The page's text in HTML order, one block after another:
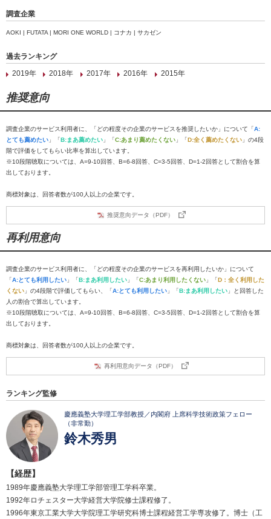
調査企業
AOKI | FUTATA | MORI ONE WORLD | コナカ | サカゼン
過去ランキング
2019年
2018年 2017年 2016年 2015年
推奨意向
調査企業のサービス利用者に、「どの程度その企業のサービスを推奨したいか」について「A:
とても薦めたい 」「B:まあ薦めたい 」「C:あまり薦めたくない 」「D:全く薦めたくない 」の4段
階で評価をしてもらい比率を算出しています。
※10段階聴取については、A=9-10回答、B=6-8回答、C=3-5回答、D=1-2回答として割合を算
出しております。
商標対象は、回答者数が100人以上の企業です。
推奨意向データ（PDF）
再利用意向
調査企業のサービス利用者に、「どの程度その企業のサービスを再利用したいか」について
「A:とても利用したい 」「B:まあ利用したい 」「C:あまり利用したくない 」「D：全く利用した
くない 」の4段階で評価してもらい、「A:とても利用したい 」「B:まあ利用したい 」と回答した
人の割合で算出しています。
※10段階聴取については、A=9-10回答、B=6-8回答、C=3-5回答、D=1-2回答として割合を算
出しております。
商標対象は、回答者数が100人以上の企業です。
再利用意向データ（PDF）
ランキング監修
慶應義塾大学理工学部教授／内閣府 上席科学技術政策フェロー
（非常勤）
鈴木秀男
【経歴】
1989年慶應義塾大学理工学部管理工学科卒業。
1992年ロチェスター大学経営大学院修士課程修了。
1996年東京工業大学大学院理工学研究科博士課程経営工学専攻修了。博士（工